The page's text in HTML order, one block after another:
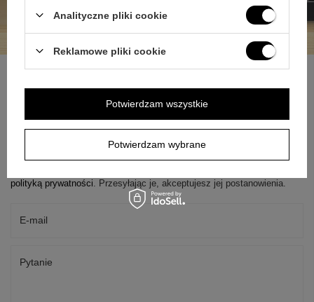
ZAPYTAJ O PRODUKT
Jeżeli powyższy opis jest dla Ciebie niewystarczający, prześlij nam
swoje pytanie odnośnie tego produktu. Postaramy się odpowiedzieć tak
polityką prywatności. Przesyłając je, akceptujesz jej postanowienia.
E-mail
Pytanie
Analityczne pliki cookie
Reklamowe pliki cookie
Potwierdzam wybrane
Potwierdzam wszystkie